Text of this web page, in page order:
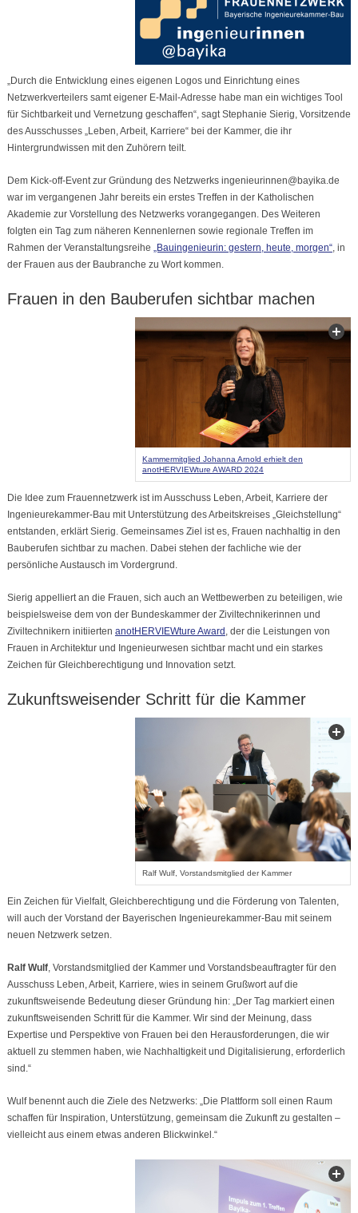
„Durch die Entwicklung eines eigenen Logos und Einrichtung eines
Netzwerkverteilers samt eigener E-Mail-Adresse habe man ein wichtiges Tool
für Sichtbarkeit und Vernetzung geschaffen“, sagt Stephanie Sierig, Vorsitzende
des Ausschusses „Leben, Arbeit, Karriere“ bei der Kammer, die ihr
Hintergrundwissen mit den Zuhörern teilt.
Dem Kick-off-Event zur Gründung des Netzwerks ingenieurinnen@bayika.de
war im vergangenen Jahr bereits ein erstes Treffen in der Katholischen
Akademie zur Vorstellung des Netzwerks vorangegangen. Des Weiteren
folgten ein Tag zum näheren Kennenlernen sowie regionale Treffen im
Rahmen der Veranstaltungsreihe „Bauingenieurin: gestern, heute, morgen“, in
der Frauen aus der Baubranche zu Wort kommen.
Frauen in den Bauberufen sichtbar machen
Kammermitglied Johanna Arnold erhielt den
anotHERVIEWture AWARD 2024
Die Idee zum Frauennetzwerk ist im Ausschuss Leben, Arbeit, Karriere der
Ingenieurekammer-Bau mit Unterstützung des Arbeitskreises „Gleichstellung“
entstanden, erklärt Sierig. Gemeinsames Ziel ist es, Frauen nachhaltig in den
Bauberufen sichtbar zu machen. Dabei stehen der fachliche wie der
persönliche Austausch im Vordergrund.
Sierig appelliert an die Frauen, sich auch an Wettbewerben zu beteiligen, wie
beispielsweise dem von der Bundeskammer der Ziviltechnikerinnen und
Ziviltechnikern initiierten anotHERVIEWture Award , der die Leistungen von
Frauen in Architektur und Ingenieurwesen sichtbar macht und ein starkes
Zeichen für Gleichberechtigung und Innovation setzt.
Zukunftsweisender Schritt für die Kammer
Ralf Wulf, Vorstandsmitglied der Kammer
Ein Zeichen für Vielfalt, Gleichberechtigung und die Förderung von Talenten,
will auch der Vorstand der Bayerischen Ingenieurekammer-Bau mit seinem
neuen Netzwerk setzen.
Ralf Wulf, Vorstandsmitglied der Kammer und Vorstandsbeauftragter für den
Ausschuss Leben, Arbeit, Karriere, wies in seinem Grußwort auf die
zukunftsweisende Bedeutung dieser Gründung hin: „Der Tag markiert einen
zukunftsweisenden Schritt für die Kammer. Wir sind der Meinung, dass
Expertise und Perspektive von Frauen bei den Herausforderungen, die wir
aktuell zu stemmen haben, wie Nachhaltigkeit und Digitalisierung, erforderlich
sind.“
Wulf benennt auch die Ziele des Netzwerks: „Die Plattform soll einen Raum
schaffen für Inspiration, Unterstützung, gemeinsam die Zukunft zu gestalten –
vielleicht aus einem etwas anderen Blickwinkel.“